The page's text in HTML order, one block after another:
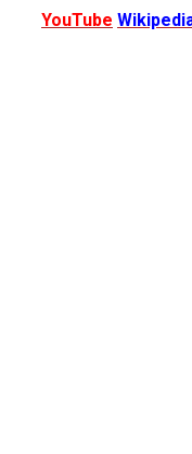
YouTube